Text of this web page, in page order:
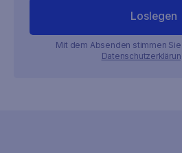
Mit dem Absenden stimmen